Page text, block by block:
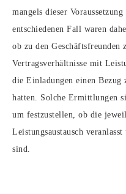
mangels dieser
entschiedenen Fall waren
ob zu den
Vertragsverhältnisse mit
die Einladungen einen Bezug
hatten. Solche Ermittlungen
um festzustellen, ob die
Leistungsaustausch
sind.